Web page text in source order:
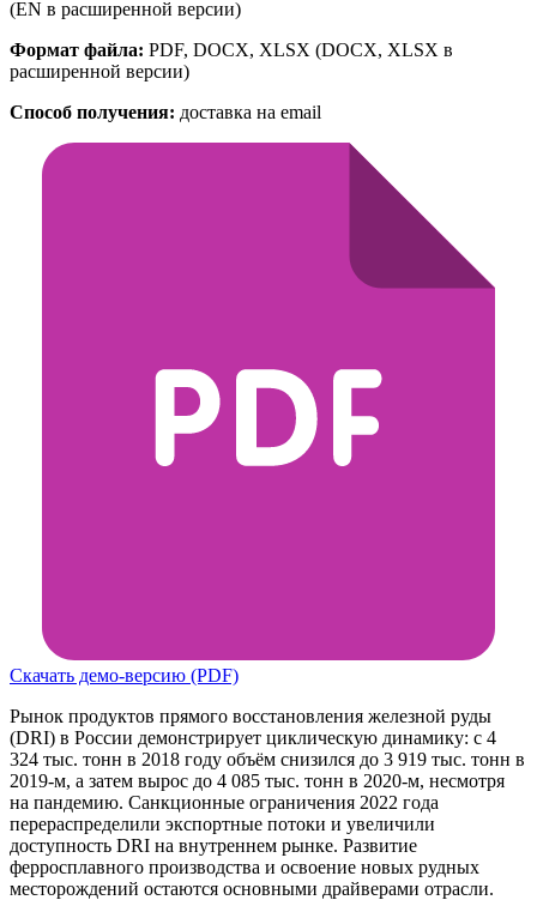
(EN в расширенной версии)
Формат файла: PDF, DOCX, XLSX (DOCX, XLSX в
расширенной версии)
Способ получения: доставка на email
Скачать демо-версию (PDF)
Рынок продуктов прямого восстановления железной руды
(DRI) в России демонстрирует циклическую динамику: с 4
324 тыс. тонн в 2018 году объём снизился до 3 919 тыс. тонн в
2019-м, а затем вырос до 4 085 тыс. тонн в 2020-м, несмотря
на пандемию. Санкционные ограничения 2022 года
перераспределили экспортные потоки и увеличили
доступность DRI на внутреннем рынке. Развитие
ферросплавного производства и освоение новых рудных
месторождений остаются основными драйверами отрасли.